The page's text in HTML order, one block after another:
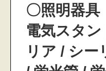
〇照明器具
電気スタ
リア / シー